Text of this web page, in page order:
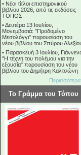
• Νέοι τίτλοι επιστημονικού
βιβλίου 2026, από τις εκδόσεις
ΤΟΠΟΣ
•Δευτέρα 13 Ιουλίου,
Μονεμβασιά: "Προδομένο
Μεσολόγγι" παρουσίαση του
νέου βιβλίου του Σπύρου
• Παρασκευή 3 Ιουλίου,
"Η τέχνη του πολέμου για την
εξουσία" παρουσίαση του νέου
βιβλίου του Δημήτρη Καλτσώνη
Το Γράμμα του Τόπου